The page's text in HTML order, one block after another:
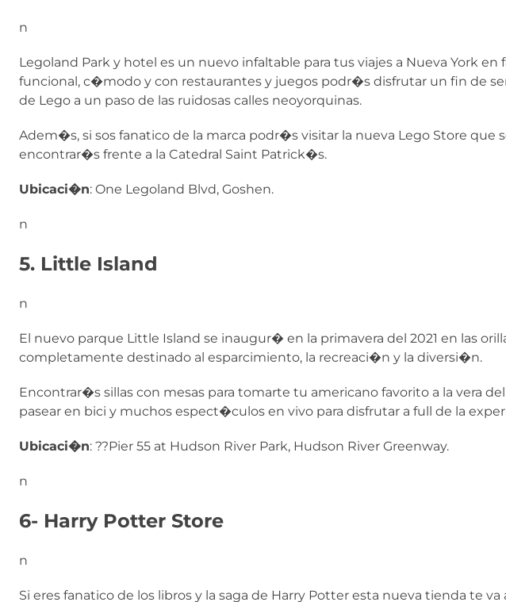
n
Legoland Park y hotel es un nuevo infaltable para tus viajes a Nueva York
funcional, c�modo y con restaurantes y juegos podr�s disfrutar un fin de
de Lego a un paso de las ruidosas calles neoyorquinas.
Adem�s, si sos fanatico de la marca podr�s visitar la nueva Lego Store que
encontrar�s frente a la Catedral Saint Patrick�s.
Ubicaci�n: One Legoland Blvd, Goshen.
n
5. Little Island
n
El nuevo parque Little Island se inaugur� en la primavera del 2021 en las
completamente destinado al esparcimiento, la recreaci�n y la diversi�n.
Encontrar�s sillas con mesas para tomarte tu americano favorito a la vera
pasear en bici y muchos espect�culos en vivo para disfrutar a full de la
Ubicaci�n: ??Pier 55 at Hudson River Park, Hudson River Greenway.
n
6- Harry Potter Store
n
Si eres fanatico de los libros y la saga de Harry Potter esta nueva tienda te va